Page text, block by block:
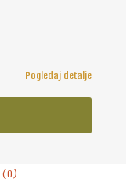
(0)
Pogledaj detalje